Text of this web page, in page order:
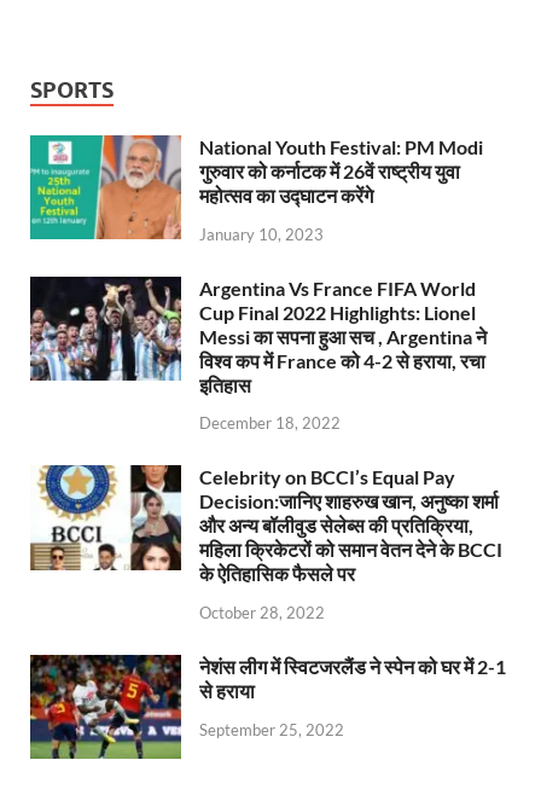
SPORTS
National Youth Festival: PM Modi
गुरुवार को कर्नाटक में 26वें राष्ट्रीय युवा
महोत्सव का उद्घाटन करेंगे
January 10, 2023
Argentina Vs France FIFA World
Cup Final 2022 Highlights: Lionel
Messi का सपना हुआ सच , Argentina ने
विश्व कप में France को 4-2 से हराया, रचा
इतिहास
December 18, 2022
Celebrity on BCCI’s Equal Pay
Decision:जानिए शाहरुख खान, अनुष्का शर्मा
और अन्य बॉलीवुड सेलेब्स की प्रतिक्रिया,
महिला क्रिकेटरों को समान वेतन देने के BCCI
के ऐतिहासिक फैसले पर
October 28, 2022
नेशंस लीग में स्विटजरलैंड ने स्पेन को घर में 2-1
से हराया
September 25, 2022